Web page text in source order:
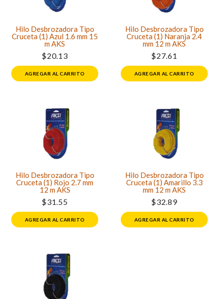
Hilo Desbrozadora Tipo
Cruceta (1) Azul 1.6 mm 15
m AKS
$20.13
AGREGAR AL CARRITO
Hilo Desbrozadora Tipo
Cruceta (1) Naranja 2.4
mm 12 m AKS
$27.61
AGREGAR AL CARRITO
Hilo Desbrozadora Tipo
Cruceta (1) Rojo 2.7 mm
12 m AKS
$31.55
AGREGAR AL CARRITO
Hilo Desbrozadora Tipo
Cruceta (1) Amarillo 3.3
mm 12 m AKS
$32.89
AGREGAR AL CARRITO